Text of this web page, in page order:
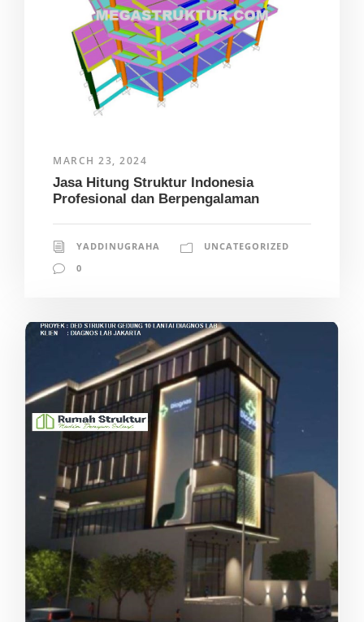
MARCH 23, 2024
Jasa Hitung Struktur Indonesia
Profesional dan Berpengalaman
YADDINUGRAHA
UNCATEGORIZED
0